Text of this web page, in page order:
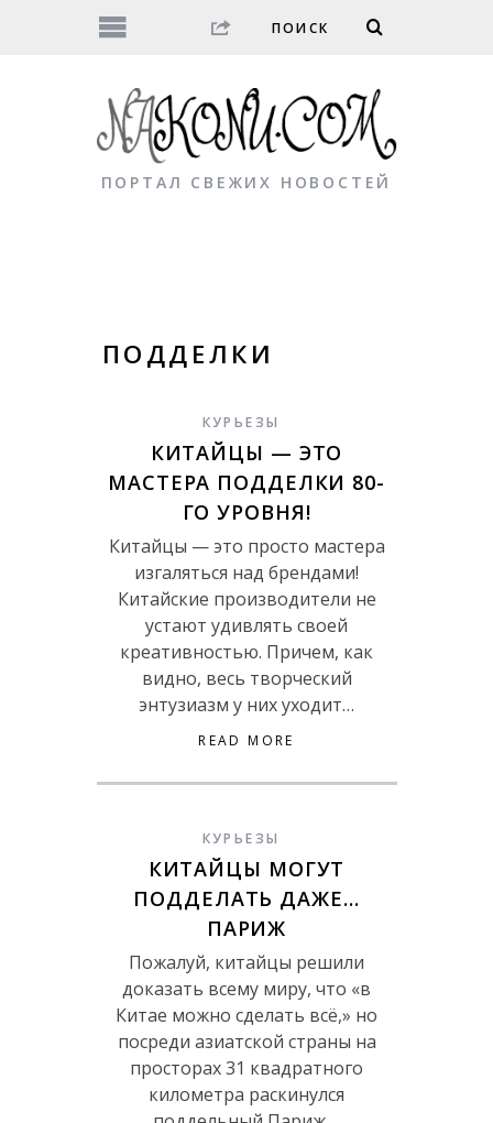
ПОРТАЛ СВЕЖИХ НОВОСТЕЙ
ПОДДЕЛКИ
КУРЬЕЗЫ
КИТАЙЦЫ — ЭТО
МАСТЕРА ПОДДЕЛКИ 80-
ГО УРОВНЯ!
Китайцы — это просто мастера
изгаляться над брендами!
Китайские производители не
устают удивлять своей
креативностью. Причем, как
видно, весь творческий
энтузиазм у них уходит…
READ MORE
КУРЬЕЗЫ
КИТАЙЦЫ МОГУТ
ПОДДЕЛАТЬ ДАЖЕ…
ПАРИЖ
Пожалуй, китайцы решили
доказать всему миру, что «в
Китае можно сделать всё,» но
посреди азиатской страны на
просторах 31 квадратного
километра раскинулся